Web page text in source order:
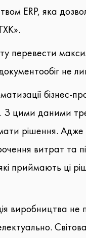
ERP, яка
перевести
не
бізнес-
З цими даними
рішення. Адже
витрат та
приймають ці
виробництва не